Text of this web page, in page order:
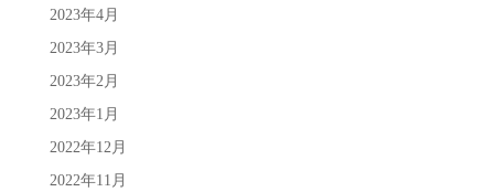
2023年4月
2023年3月
2023年2月
2023年1月
2022年12月
2022年11月